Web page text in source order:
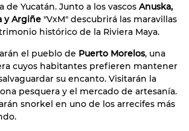
de Yucatán. Junto a los vascos Anuska,
y Argiñe "VxM" descubrirá las maravillas
histórico de la Riviera Maya.
el pueblo de Puerto Morelos, una
cuyos habitantes prefieren mantener
su encanto. Visitarán la
pesquera y el mercado de artesanía.
snorkel en uno de los arrecifes más